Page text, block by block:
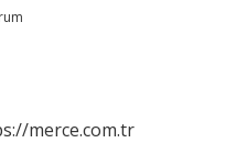
merce.com.tr